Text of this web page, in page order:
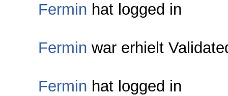
Fermin hat logged in
Fermin war erhielt
Fermin hat logged in